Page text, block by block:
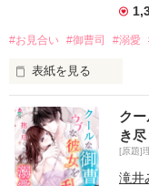
また城ヶ崎が現れて
「それって暴行だから
と弁護士バッジを光
優羽に迫るのだった。
──逃げられない……！
俺様弁護士×癒し系女子の執着溺愛❤️
#お見合い #御曹司 #溺愛
表紙を見る
お見合いに現れたのは
窮地を救ってくれた
グイグイ迫られて
どんどん心が奪われ
ク
き
[原題]
滝井